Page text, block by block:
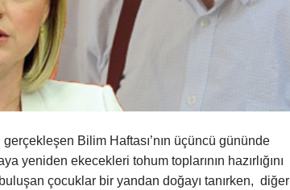
Bilim Haftası’nın üçüncü gününde
yeniden ekecekleri tohum toplarının hazırlığını
çocuklar bir yandan doğayı tanırken, diğer